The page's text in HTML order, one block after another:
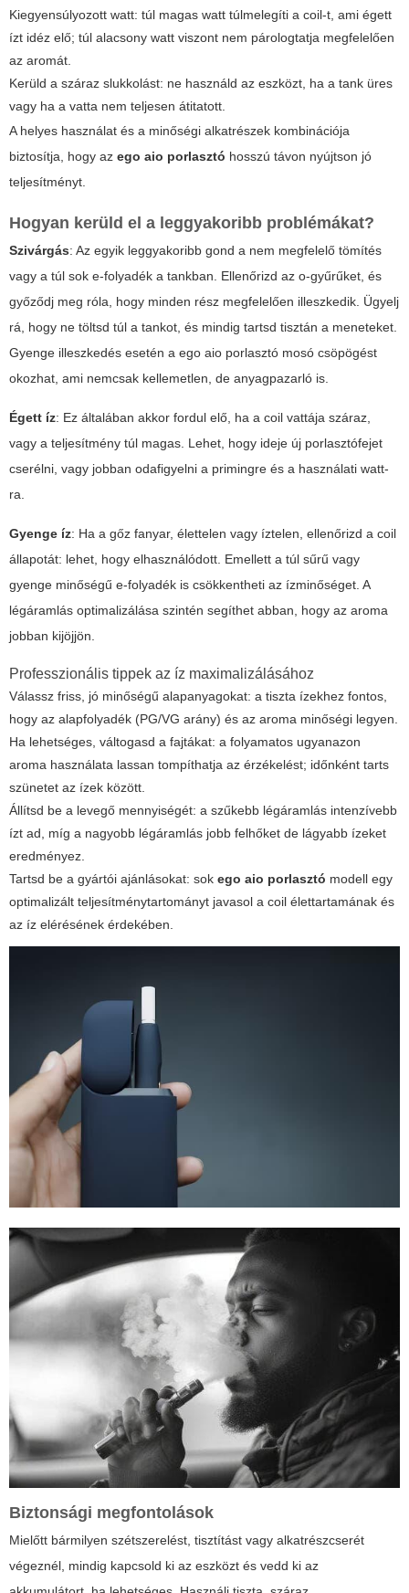
Kiegyensúlyozott watt: túl magas watt túlmelegíti a coil-t, ami égett
ízt idéz elő; túl alacsony watt viszont nem párologtatja megfelelően
az aromát.
Kerüld a száraz slukkolást: ne használd az eszközt, ha a tank üres
vagy ha a vatta nem teljesen átitatott.
A helyes használat és a minőségi alkatrészek kombinációja
biztosítja, hogy az ego aio porlasztó hosszú távon nyújtson jó
teljesítményt.
Hogyan kerüld el a leggyakoribb problémákat?
Szivárgás: Az egyik leggyakoribb gond a nem megfelelő tömítés
vagy a túl sok e-folyadék a tankban. Ellenőrizd az o-gyűrűket, és
győződj meg róla, hogy minden rész megfelelően illeszkedik. Ügyelj
rá, hogy ne töltsd túl a tankot, és mindig tartsd tisztán a meneteket.
Gyenge illeszkedés esetén a ego aio porlasztó mosó csöpögést
okozhat, ami nemcsak kellemetlen, de anyagpazarló is.
Égett íz: Ez általában akkor fordul elő, ha a coil vattája száraz,
vagy a teljesítmény túl magas. Lehet, hogy ideje új porlasztófejet
cserélni, vagy jobban odafigyelni a primingre és a használati watt-
ra.
Gyenge íz: Ha a gőz fanyar, élettelen vagy íztelen, ellenőrizd a coil
állapotát: lehet, hogy elhasználódott. Emellett a túl sűrű vagy
gyenge minőségű e-folyadék is csökkentheti az ízminőséget. A
légáramlás optimalizálása szintén segíthet abban, hogy az aroma
jobban kijöjjön.
Professzionális tippek az íz maximalizálásához
Válassz friss, jó minőségű alapanyagokat: a tiszta ízekhez fontos,
hogy az alapfolyadék (PG/VG arány) és az aroma minőségi legyen.
Ha lehetséges, váltogasd a fajtákat: a folyamatos ugyanazon
aroma használata lassan tompíthatja az érzékelést; időnként tarts
szünetet az ízek között.
Állítsd be a levegő mennyiségét: a szűkebb légáramlás intenzívebb
ízt ad, míg a nagyobb légáramlás jobb felhőket de lágyabb ízeket
eredményez.
Tartsd be a gyártói ajánlásokat: sok ego aio porlasztó modell egy
optimalizált teljesítménytartományt javasol a coil élettartamának és
az íz elérésének érdekében.
Biztonsági megfontolások
Mielőtt bármilyen szétszerelést, tisztítást vagy alkatrészcserét
végeznél, mindig kapcsold ki az eszközt és vedd ki az